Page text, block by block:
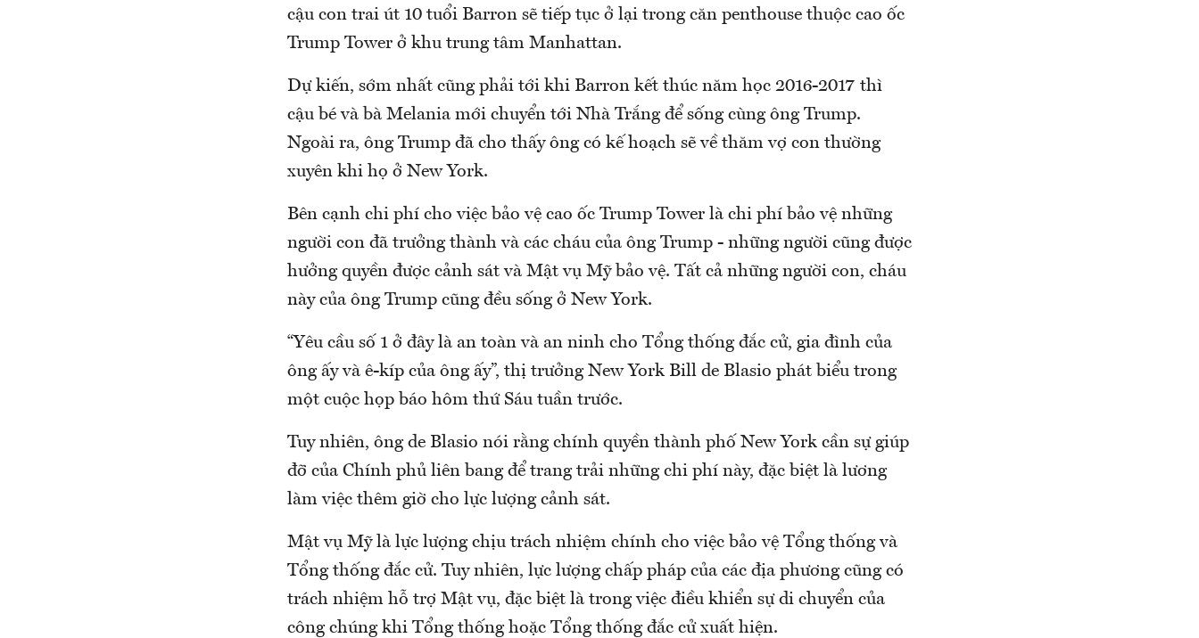
cậu con trai út 10 tuổi Barron sẽ tiếp tục ở lại trong căn penthouse thuộc cao ốc
Trump Tower ở khu trung tâm Manhattan.
Dự kiến, sớm nhất cũng phải tới khi Barron kết thúc năm học 2016-2017 thì
cậu bé và bà Melania mới chuyển tới Nhà Trắng để sống cùng ông Trump.
Ngoài ra, ông Trump đã cho thấy ông có kế hoạch sẽ về thăm vợ con thường
xuyên khi họ ở New York.
Bên cạnh chi phí cho việc bảo vệ cao ốc Trump Tower là chi phí bảo vệ những
người con đã trưởng thành và các cháu của ông Trump - những người cũng được
hưởng quyền được cảnh sát và Mật vụ Mỹ bảo vệ. Tất cả những người con, cháu
này của ông Trump cũng đều sống ở New York.
“Yêu cầu số 1 ở đây là an toàn và an ninh cho Tổng thống đắc cử, gia đình của
ông ấy và ê-kíp của ông ấy”, thị trưởng New York Bill de Blasio phát biểu trong
một cuộc họp báo hôm thứ Sáu tuần trước.
Tuy nhiên, ông de Blasio nói rằng chính quyền thành phố New York cần sự giúp
đỡ của Chính phủ liên bang để trang trải những chi phí này, đặc biệt là lương
làm việc thêm giờ cho lực lượng cảnh sát.
Mật vụ Mỹ là lực lượng chịu trách nhiệm chính cho việc bảo vệ Tổng thống và
Tổng thống đắc cử. Tuy nhiên, lực lượng chấp pháp của các địa phương cũng có
trách nhiệm hỗ trợ Mật vụ, đặc biệt là trong việc điều khiển sự di chuyển của
công chúng khi Tổng thống hoặc Tổng thống đắc cử xuất hiện.